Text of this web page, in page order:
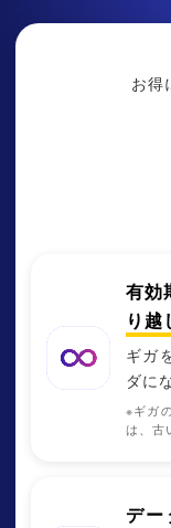
お得
有効
り越
ギガ
ダに
※ギガ
は、古
デ